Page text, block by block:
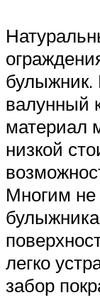
булыжник.
валунный
материал
низкой
Многим не
легко
забор